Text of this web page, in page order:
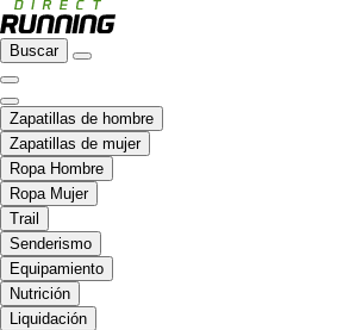
Buscar
Zapatillas de hombre
Zapatillas de mujer
Ropa Hombre
Ropa Mujer
Trail
Senderismo
Equipamiento
Nutrición
Liquidación